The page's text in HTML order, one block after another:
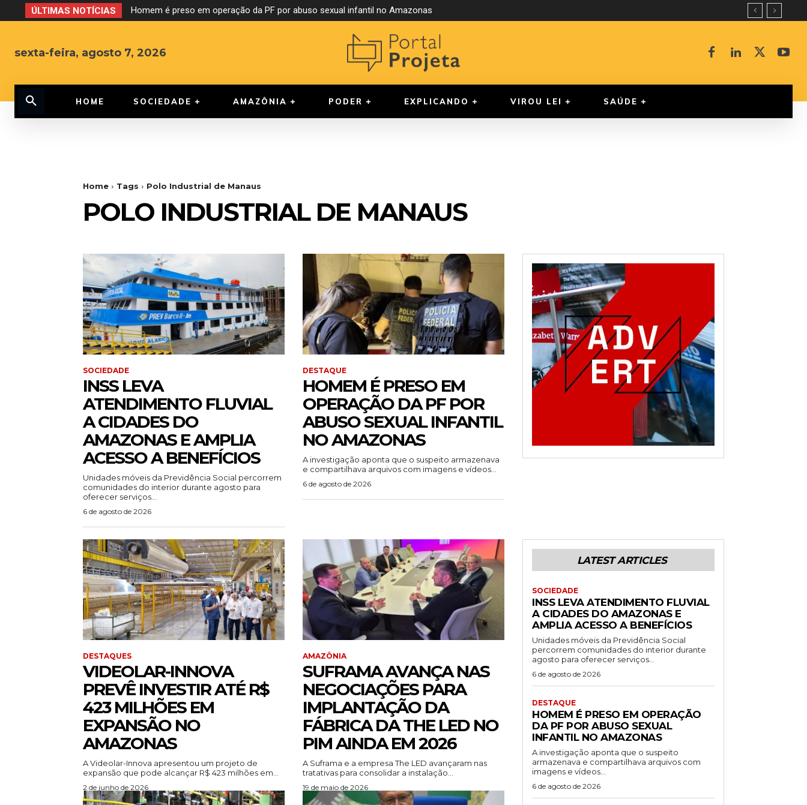
ÚLTIMAS NOTÍCIAS Homem é preso em operação da PF por abuso sexual infantil no Amazonas
sexta-feira, agosto 7, 2026
HOME SOCIEDADE AMAZÔNIA PODER EXPLICANDO VIROU LEI SAÚDE
Home Tags Polo Industrial de Manaus
POLO INDUSTRIAL DE MANAUS
SOCIEDADE
INSS LEVA
ATENDIMENTO FLUVIAL
A CIDADES DO
AMAZONAS E AMPLIA
ACESSO A BENEFÍCIOS
Unidades móveis da Previdência Social percorrem
comunidades do interior durante agosto para
oferecer serviços...
6 de agosto de 2026
DESTAQUE
HOMEM É PRESO EM
OPERAÇÃO DA PF POR
ABUSO SEXUAL INFANTIL
NO AMAZONAS
A investigação aponta que o suspeito armazenava
e compartilhava arquivos com imagens e vídeos...
6 de agosto de 2026
DESTAQUES
VIDEOLAR-INNOVA
PREVÊ INVESTIR ATÉ R$
423 MILHÕES EM
EXPANSÃO NO
AMAZONAS
A Videolar-Innova apresentou um projeto de
expansão que pode alcançar R$ 423 milhões em...
2 de junho de 2026
AMAZÔNIA
SUFRAMA AVANÇA NAS
NEGOCIAÇÕES PARA
IMPLANTAÇÃO DA
FÁBRICA DA THE LED NO
PIM AINDA EM 2026
A Suframa e a empresa The LED avançaram nas
tratativas para consolidar a instalação...
19 de maio de 2026
LATEST ARTICLES
SOCIEDADE
INSS LEVA ATENDIMENTO FLUVIAL
A CIDADES DO AMAZONAS E
AMPLIA ACESSO A BENEFÍCIOS
Unidades móveis da Previdência Social
percorrem comunidades do interior durante
agosto para oferecer serviços...
6 de agosto de 2026
DESTAQUE
HOMEM É PRESO EM OPERAÇÃO
DA PF POR ABUSO SEXUAL
INFANTIL NO AMAZONAS
A investigação aponta que o suspeito
armazenava e compartilhava arquivos com
imagens e vídeos...
6 de agosto de 2026